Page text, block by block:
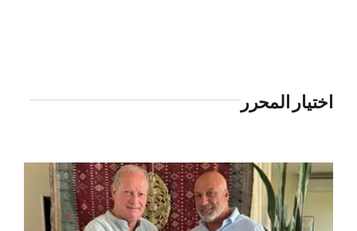
اختيار المحرر